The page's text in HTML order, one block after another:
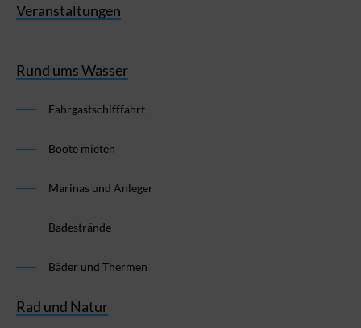
Veranstaltungen
Rund ums Wasser
Fahrgastschifffahrt
Boote mieten
Marinas und Anleger
Badestrände
Bäder und Thermen
Rad und Natur